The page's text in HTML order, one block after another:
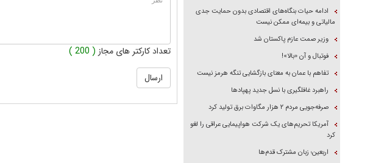
تعداد کارکتر های مجاز ( 200 )
ادامه حیات بنگاه‌های اقتصادی بدون حمایت جدی
مالیاتی و بیمه‌ای ممکن نیست
وزیر صمت عازم پاکستان شد
فوتبال و آن «بالا»!
تفاهم با عمان به معنای بازگشایی تنگه هرمز نیست
راهبرد غافلگیری با نسل جدید پهپاد‌ها
صرفه‌جویی مردم ۲ هزار مگاوات برق تولید کرد
آمریکا تحریم‌های یک شرکت هواپیمایی عراقی را لغو
کرد
اربعین؛ زبان مشترک قدم‌ها